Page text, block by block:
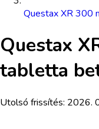
Questax XR 300
Questax
tabletta
Utolsó frissítés: 2026.